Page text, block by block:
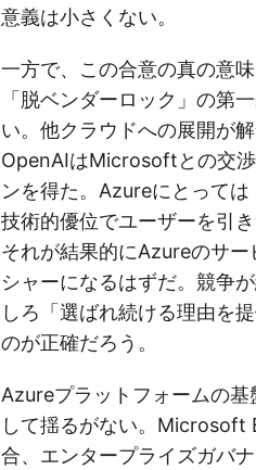
意義は小さくない。
一方で、この合意の真の意
「脱ベンダーロック」の第
い。他クラウドへの展開が解
OpenAIはMicrosoftとの交
ンを得た。Azureにとっては
技術的優位でユーザーを引
それが結果的にAzureのサ
シャーになるはずだ。競争
しろ「選ばれ続ける理由を
のが正確だろう。
Azureプラットフォームの基
して揺るがない。Microsoft
合、エンタープライズガバ